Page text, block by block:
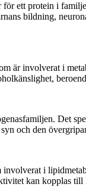
ett protein i
bildning,
är involverat i
Det
och den
i
kan kopplas